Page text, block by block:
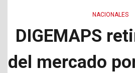
NACIONALES
DIGEMAPS
del mercado